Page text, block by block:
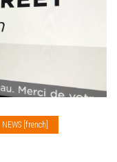
NEWS [french]